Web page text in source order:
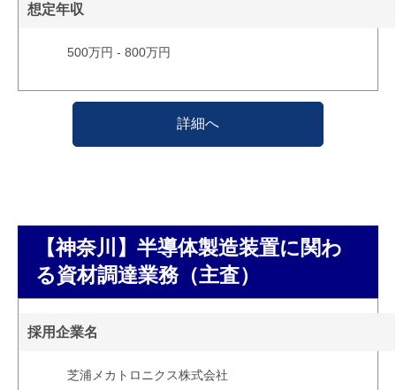
想定年収
500万円 - 800万円
詳細へ
【神奈川】半導体製造装置に関わ
る資材調達業務（主査）
採用企業名
芝浦メカトロニクス株式会社